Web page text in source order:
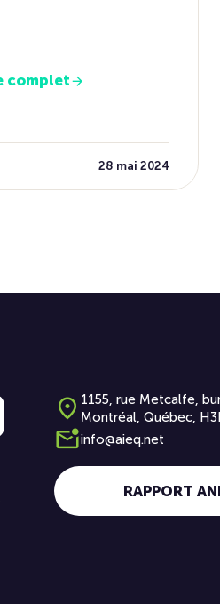
complet
28 mai 2024
facebook
link icon-linkedin
media link icon-vimeo
1155, rue Metcalfe,
Montréal, Québec,
info@aieq.net
RAPPORT